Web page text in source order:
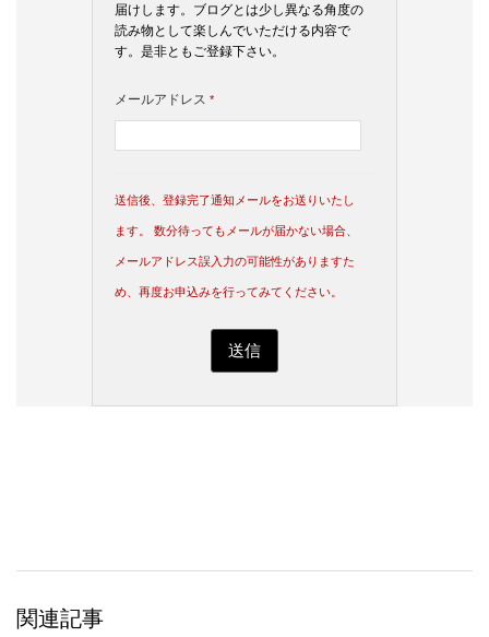
届けします。ブログとは少し異なる角度の
読み物として楽しんでいただける内容で
す。是非ともご登録下さい。
メールアドレス *
送信後、登録完了通知メールをお送りいたし
ます。 数分待ってもメールが届かない場合、
メールアドレス誤入力の可能性がありますた
め、再度お申込みを行ってみてください。
関連記事